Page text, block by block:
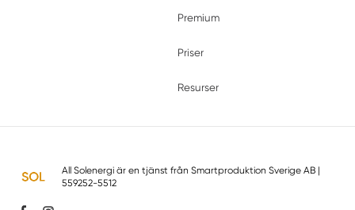
Premium
Priser
Resurser
All Solenergi är en tjänst från Smartproduktion Sverige AB|
559252-5512